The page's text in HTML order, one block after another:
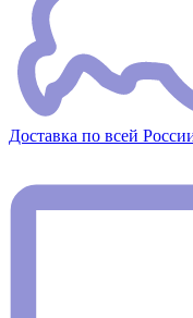
Доставка по всей